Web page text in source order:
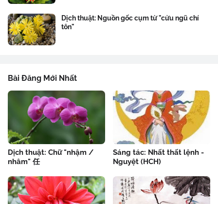
Dịch thuật: Nguồn gốc cụm từ "cửu ngũ chí
tôn"
Bài Đăng Mới Nhất
Dịch thuật: Chữ "nhậm /
nhâm" 任
Sáng tác: Nhất thất lệnh -
Nguyệt (HCH)